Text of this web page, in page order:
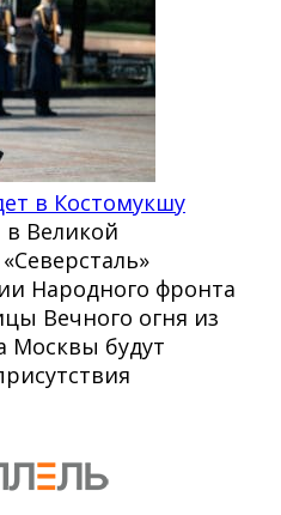
в Костомукшу
в Великой
Народного фронта
Вечного огня из
Москвы будут